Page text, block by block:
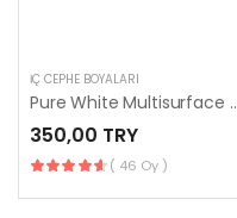
İÇ CEPHE BOYALARI
Pure White
350,00 TRY
( 46 Oy )